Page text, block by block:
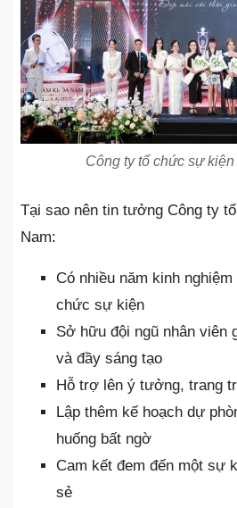
Công ty tổ chức sự
Tại sao nên tin tưởng Công ty
Nam:
Có nhiều năm kinh
chức sự kiện
Sở hữu đội ngũ nhân viên
và đầy sáng tạo
Hỗ trợ lên ý tưởng, trang
Lập thêm kế hoạch dự
huống bất ngờ
Cam kết đem đến một sự
sẻ